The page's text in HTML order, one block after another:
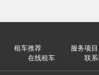
租车推荐
服务项目
在线租车 联